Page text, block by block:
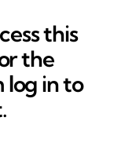
this
the
log in to